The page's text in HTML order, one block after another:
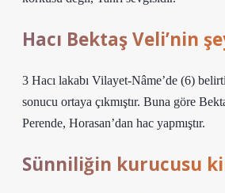
Hacı Bektaş Veli’nin
3 Hacı lakabı Vilayet-Nâme’de (6)
sonucu ortaya çıkmıştır. Buna göre
Perende, Horasan’dan hac yapmıştır.
Sünniliğin kurucusu